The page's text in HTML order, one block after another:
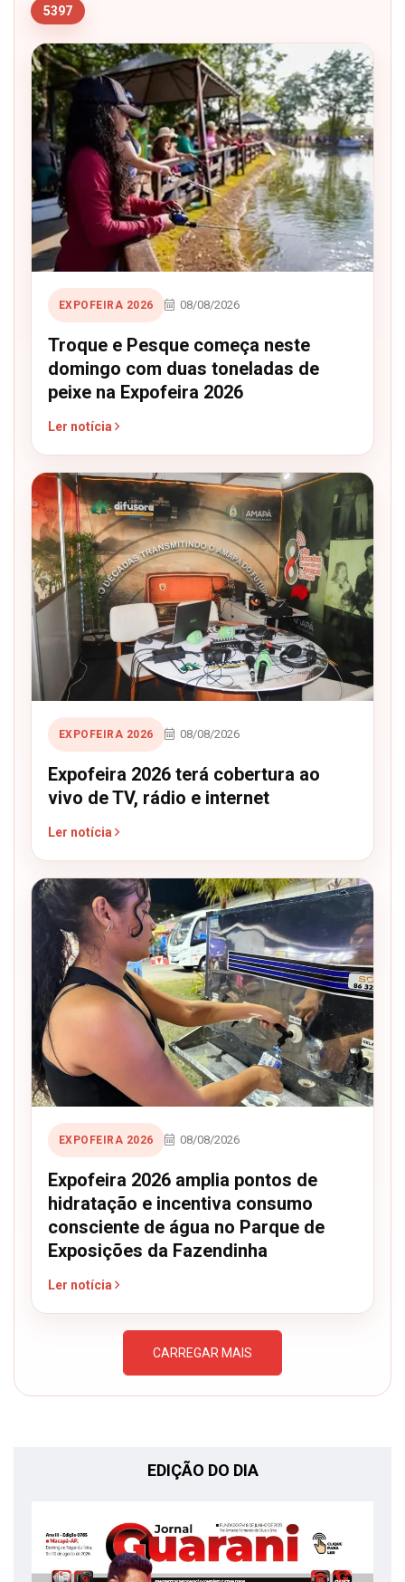
5397
EXPOFEIRA 2026 08/08/2026
Troque e Pesque começa neste
domingo com duas toneladas de
peixe na Expofeira 2026
Ler notícia
EXPOFEIRA 2026 08/08/2026
Expofeira 2026 terá cobertura ao
vivo de TV, rádio e internet
Ler notícia
EXPOFEIRA 2026 08/08/2026
Expofeira 2026 amplia pontos de
hidratação e incentiva consumo
consciente de água no Parque de
Exposições da Fazendinha
Ler notícia
CARREGAR MAIS
EDIÇÃO DO DIA